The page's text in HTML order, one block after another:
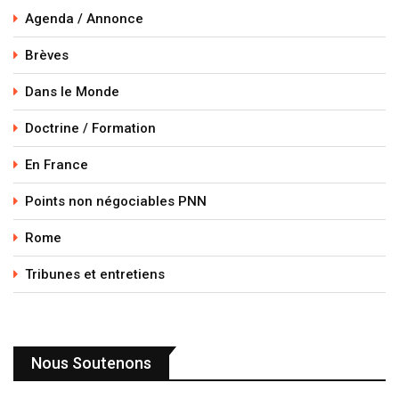
Agenda / Annonce
Brèves
Dans le Monde
Doctrine / Formation
En France
Points non négociables PNN
Rome
Tribunes et entretiens
Nous Soutenons